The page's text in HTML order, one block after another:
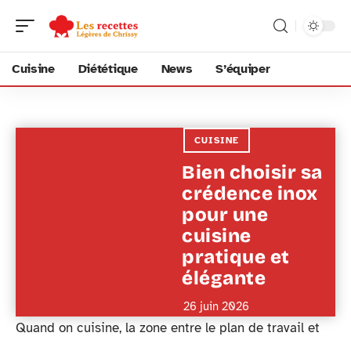
Cuisine Diététique News S’équiper
CUISINE
Bien choisir sa
crédence inox
pour une
cuisine
pratique et
élégante
26 juin 2026
Quand on cuisine, la zone entre le plan de travail et